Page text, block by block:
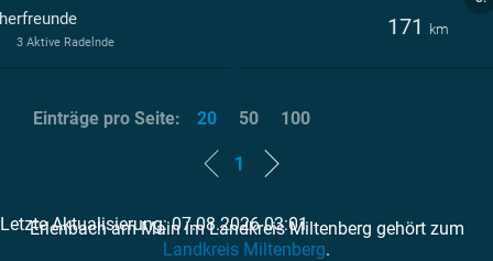
171 km
3 Aktive Radelnde
1
Letzte Aktualisierung: 07.08.2026 03:01
Einträge pro Seite: 20 50 100
Erlenbach am Main im Landkreis Miltenberg gehört zum
Landkreis Miltenberg.